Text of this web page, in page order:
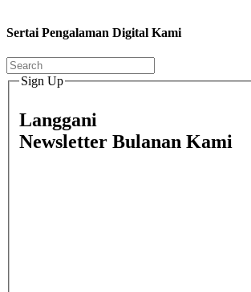
Sertai Pengalaman Digital Kami
Sign Up
Langgani
Newsletter Bulanan Kami